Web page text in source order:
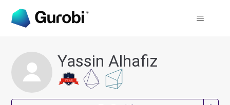
Yassin Alhafiz